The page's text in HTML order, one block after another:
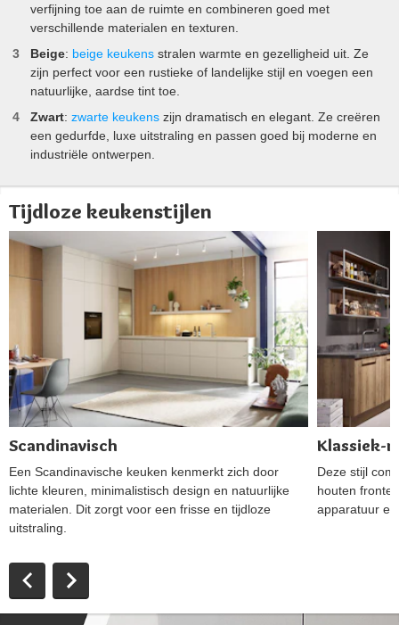
verfijning toe aan de ruimte en combineren goed met
verschillende materialen en texturen.
Beige: beige keukens stralen warmte en gezelligheid uit. Ze
zijn perfect voor een rustieke of landelijke stijl en voegen een
natuurlijke, aardse tint toe.
Zwart: zwarte keukens zijn dramatisch en elegant. Ze creëren
een gedurfde, luxe uitstraling en passen goed bij moderne en
industriële ontwerpen.
Tijdloze keukenstijlen
Scandinavisch
Een Scandinavische keuken kenmerkt zich door
lichte kleuren, minimalistisch design en natuurlijke
materialen. Dit zorgt voor een frisse en tijdloze
uitstraling.
Klassiek-
Deze stijl
houten
apparatuur